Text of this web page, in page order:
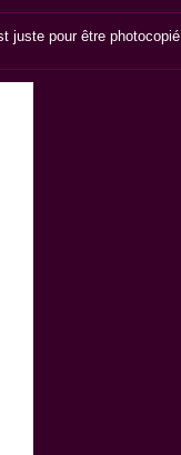
pour être